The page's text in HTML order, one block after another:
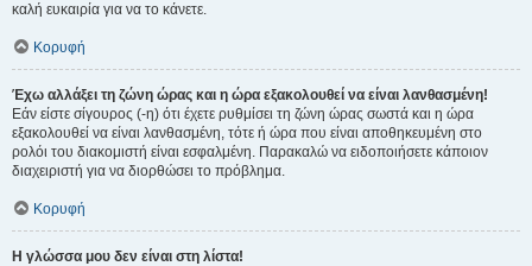
καλή ευκαιρία για να το κάνετε.
Κορυφή
Έχω αλλάξει τη ζώνη ώρας και η ώρα εξακολουθεί να είναι λανθασμένη!
Εάν είστε σίγουρος (-η) ότι έχετε ρυθμίσει τη ζώνη ώρας σωστά και η ώρα
εξακολουθεί να είναι λανθασμένη, τότε ή ώρα που είναι αποθηκευμένη στο
ρολόι του διακομιστή είναι εσφαλμένη. Παρακαλώ να ειδοποιήσετε κάποιον
διαχειριστή για να διορθώσει το πρόβλημα.
Κορυφή
Η γλώσσα μου δεν είναι στη λίστα!